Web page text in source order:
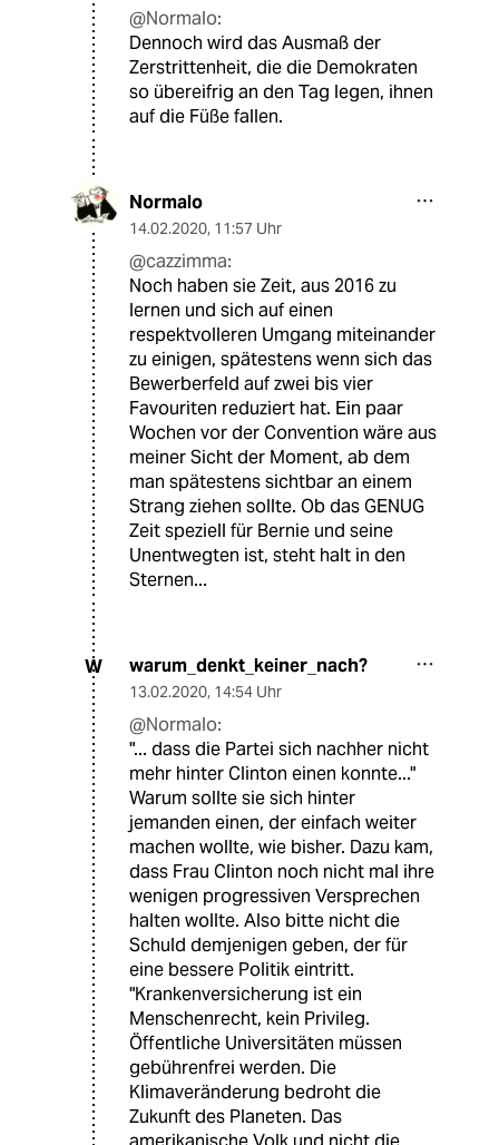
@Normalo:
Dennoch wird das Ausmaß der
Zerstrittenheit, die die Demokraten
so übereifrig an den Tag legen, ihnen
auf die Füße fallen.
Normalo
14.02.2020, 11:57 Uhr
@cazzimma:
Noch haben sie Zeit, aus 2016 zu
lernen und sich auf einen
respektvolleren Umgang miteinander
zu einigen, spätestens wenn sich das
Bewerberfeld auf zwei bis vier
Favouriten reduziert hat. Ein paar
Wochen vor der Convention wäre aus
meiner Sicht der Moment, ab dem
man spätestens sichtbar an einem
Strang ziehen sollte. Ob das GENUG
Zeit speziell für Bernie und seine
Unentwegten ist, steht halt in den
Sternen...
W warum_denkt_keiner_nach?
13.02.2020, 14:54 Uhr
@Normalo:
"... dass die Partei sich nachher nicht
mehr hinter Clinton einen konnte..."
Warum sollte sie sich hinter
jemanden einen, der einfach weiter
machen wollte, wie bisher. Dazu kam,
dass Frau Clinton noch nicht mal ihre
wenigen progressiven Versprechen
halten wollte. Also bitte nicht die
Schuld demjenigen geben, der für
eine bessere Politik eintritt.
"Krankenversicherung ist ein
Menschenrecht, kein Privileg.
Öffentliche Universitäten müssen
gebührenfrei werden. Die
Klimaveränderung bedroht die
Zukunft des Planeten. Das